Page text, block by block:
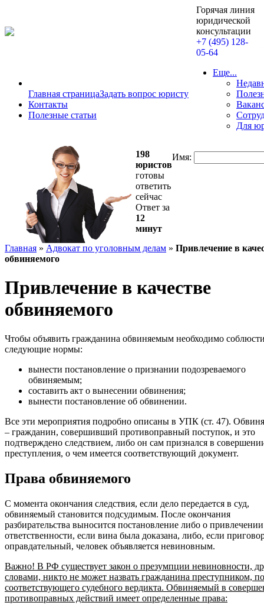
Горячая линия
юридической
консультации
+7 (495) 128-
05-64
Главная страницаЗадать вопрос юристу
Контакты
Полезные статьи
Еще...
Для
198
юристов
готовы
ответить
сейчас
Ответ за
12
минут
Имя:
Главная » Адвокат по уголовным делам » Привлечение в
обвиняемого
Привлечение в качестве
обвиняемого
Чтобы объявить гражданина обвиняемым необходимо
следующие нормы:
вынести постановление о признании подозреваемого
обвиняемым;
составить акт о вынесении обвинения;
вынести постановление об обвинении.
Все эти мероприятия подробно описаны в УПК (ст. 47).
– гражданин, совершивший противоправный поступок, и это
подтверждено следствием, либо он сам признался в
преступления, о чем имеется соответствующий документ.
Права обвиняемого
С момента окончания следствия, если дело передается в суд,
обвиняемый становится подсудимым. После окончания
разбирательства выносится постановление либо о
ответственности, если вина была доказана, либо, если
оправдательный, человек объявляется невиновным.
Важно! В РФ существует закон о презумпции невиновности,
словами, никто не может назвать гражданина преступником,
соответствующего судебного вердикта. Обвиняемый в
противоправных действий имеет определенные права: